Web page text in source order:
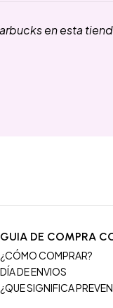
en esta
GUIA DE COMPRA
¿CÓMO COMPRAR?
DÍA DE ENVIOS
¿QUE SIGNIFICA